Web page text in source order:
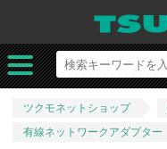
ツクモネットショップ
有線ネットワークアダプター